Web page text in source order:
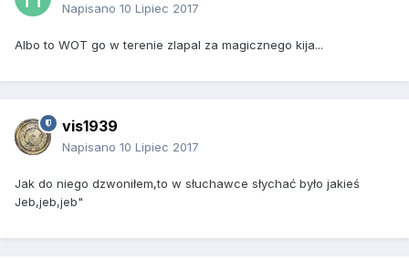
Napisano 10 Lipiec 2017
Albo to WOT go w terenie zlapal za magicznego kija...
vis1939
Napisano 10 Lipiec 2017
Jak do niego dzwoniłem,to w słuchawce słychać było jakieś
Jeb,jeb,jeb"